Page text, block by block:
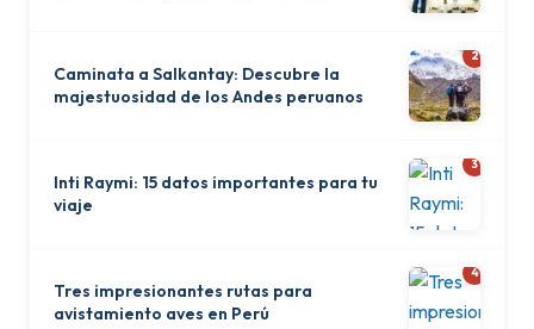
Caminata a Salkantay: Descubre la
majestuosidad de los Andes peruanos
2
Inti Raymi: 15 datos importantes para tu
viaje
3
Tres impresionantes rutas para
avistamiento aves en Perú
4